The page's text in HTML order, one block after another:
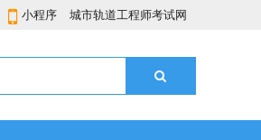
小程序 城市轨道工程师考试网